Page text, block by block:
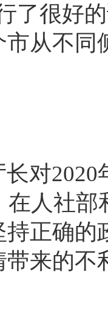
了很好
市从不
对2020
在人社
正确的
带来的不